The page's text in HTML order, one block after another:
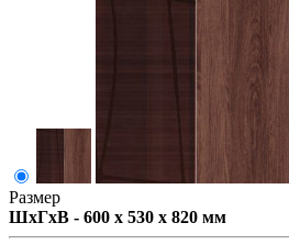
Размер
ШxГxВ - 600 x 530 x 820 мм